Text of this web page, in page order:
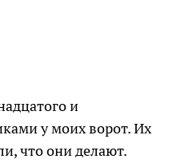
и
у моих ворот. Их
что они делают.